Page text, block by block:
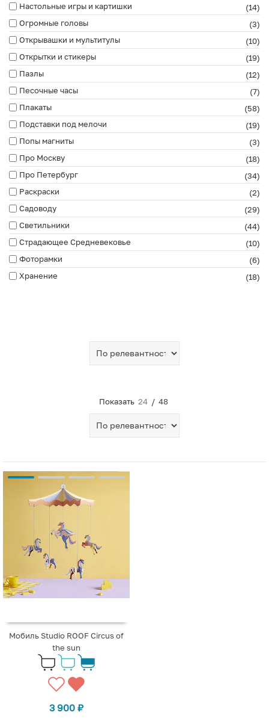
Настольные игры и картишки
(14)
Огромные головы
(3)
Открывашки и мультитулы
(10)
Открытки и стикеры
(19)
Пазлы
(12)
Песочные часы
(7)
Плакаты
(58)
Подставки под мелочи
(19)
Попы магниты
(3)
Про Москву
(18)
Про Петербург
(34)
Раскраски
(2)
Садоводу
(29)
Светильники
(44)
Страдающее Средневековье
(10)
Фоторамки
(6)
Хранение
(18)
Показать 24 / 48
Мобиль Studio ROOF Circus of
the sun
3 900 ₽